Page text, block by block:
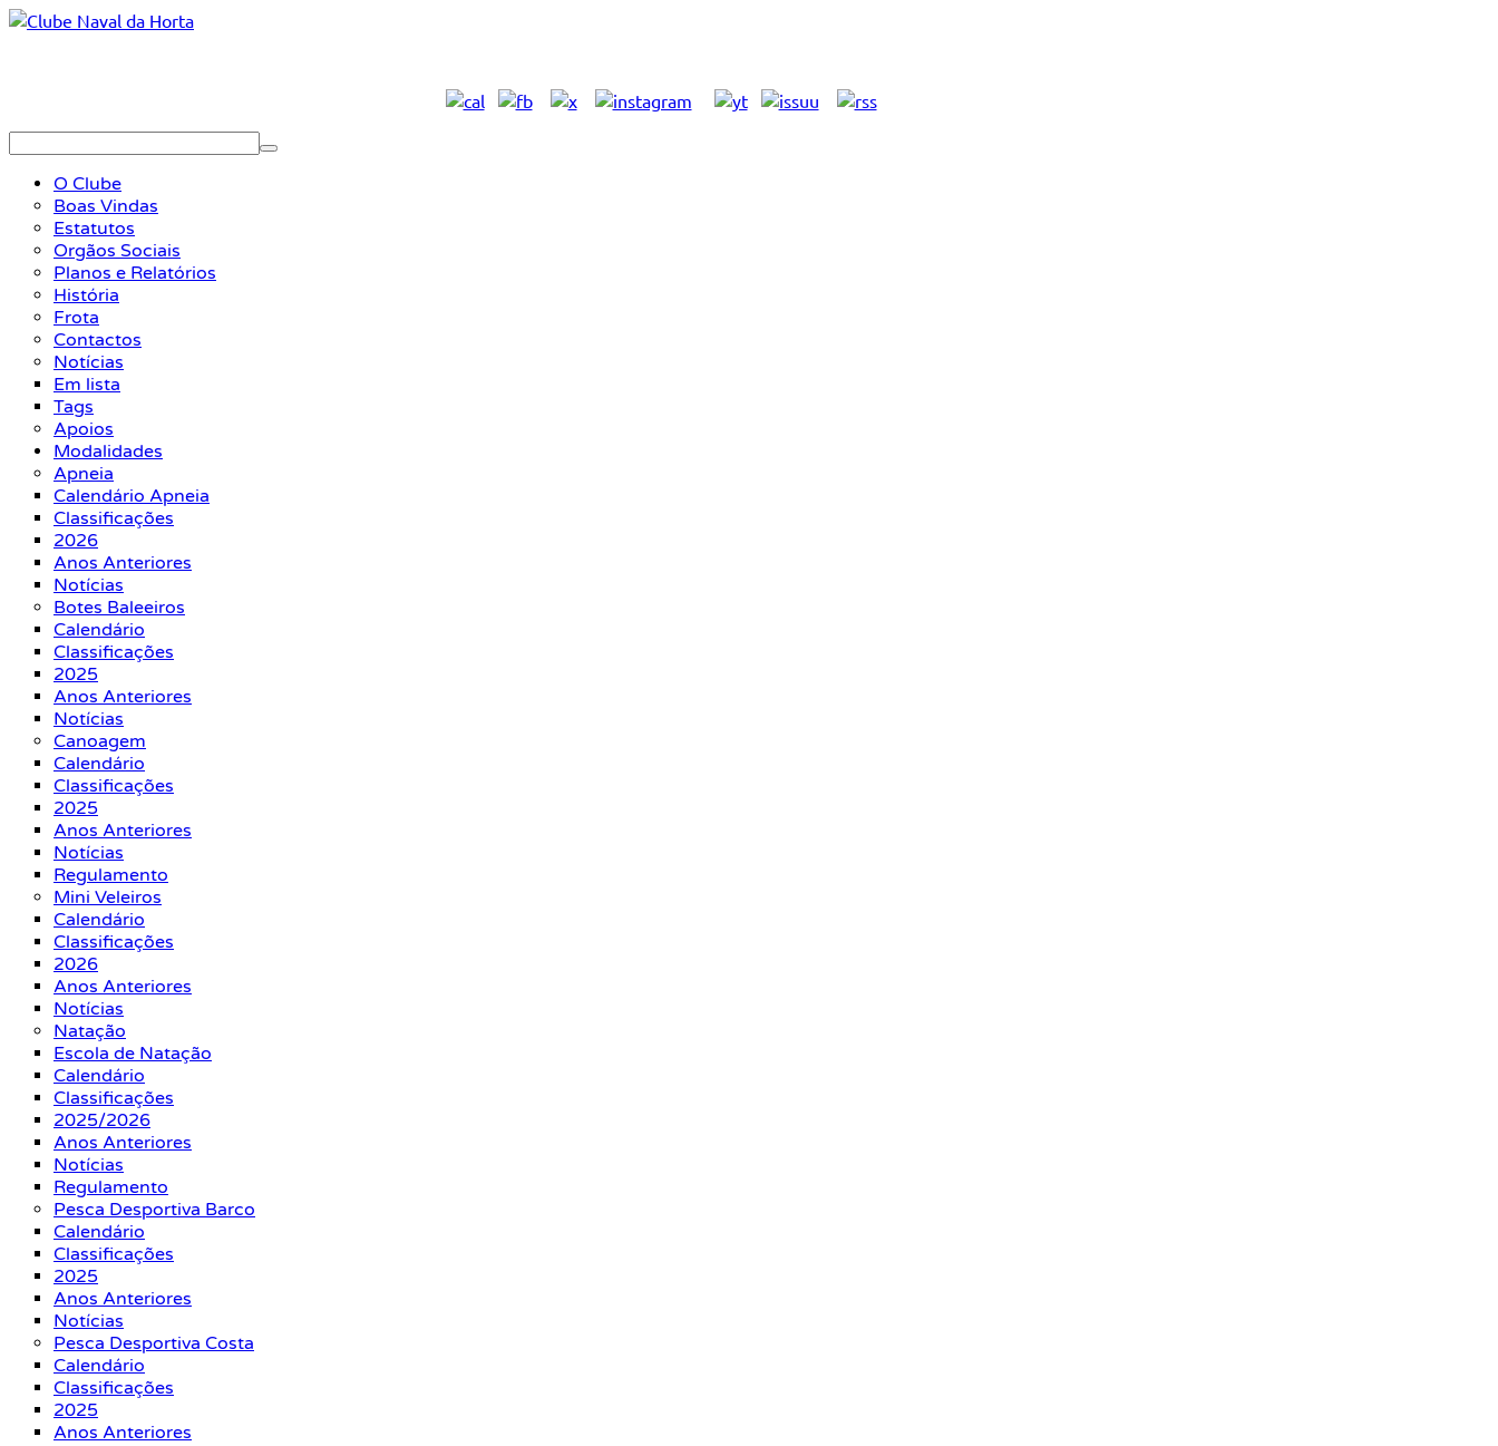
O Clube
Boas Vindas
Estatutos
Orgãos Sociais
Planos e Relatórios
História
Frota
Contactos
Notícias
Em lista
Tags
Apoios
Modalidades
Apneia
Calendário Apneia
Classificações
2026
Anos Anteriores
Notícias
Botes Baleeiros
Calendário
Classificações
2025
Anos Anteriores
Notícias
Canoagem
Calendário
Classificações
2025
Anos Anteriores
Notícias
Regulamento
Mini Veleiros
Calendário
Classificações
2026
Anos Anteriores
Notícias
Natação
Escola de Natação
Calendário
Classificações
2025/2026
Anos Anteriores
Notícias
Regulamento
Pesca Desportiva Barco
Calendário
Classificações
2025
Anos Anteriores
Notícias
Pesca Desportiva Costa
Calendário
Classificações
2025
Anos Anteriores